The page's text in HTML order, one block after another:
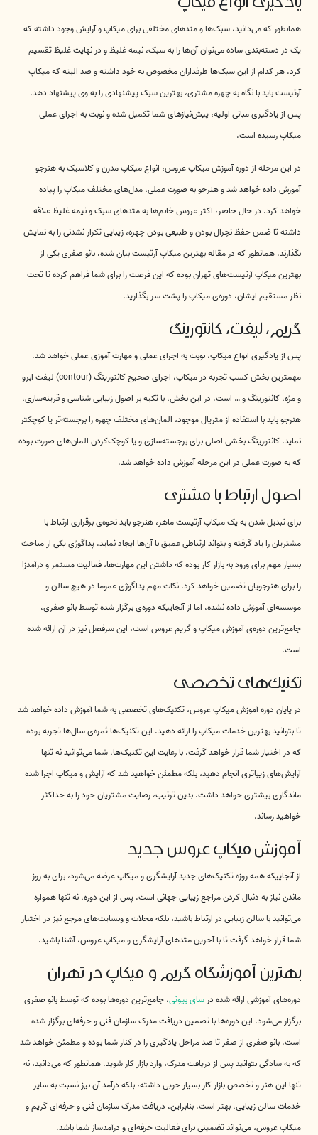
همانطور که می‌دانید، سبک‌ها و متدهای مختلفی برای میکاپ و آرایش وجود داشته که
یک در دسته‌بندی ساده می‌توان آن‌ها را به سبک، نیمه غلیظ و در نهایت غلیظ تقسیم
کرد. هر کدام از این سبک‌ها طرفداران مخصوص به خود داشته و صد البته که میکاپ
آرتیست باید با نگاه به چهره مشتری، بهترین سبک پیشنهادی را به وی پیشنهاد دهد.
پس از یادگیری مبانی اولیه، پیش‌نیازهای شما تکمیل شده و نوبت به اجرای عملی
میکاپ رسیده است.
در این مرحله از دوره آموزش میکاپ عروس، انواع میکاپ مدرن و کلاسیک به هنرجو
آموزش داده خواهد شد و هنرجو به صورت عملی، مدل‌های مختلف میکاپ را پیاده
خواهد کرد. در حال حاضر، اکثر عروس خانم‌ها به متدهای سبک و نیمه غلیظ علاقه
داشته تا ضمن حفظ نچرال بودن و طبیعی بودن چهره، زیبایی تکرار نشدنی را به نمایش
بگذارند. همانطور که در مقاله بهترین میکاپ آرتیست بیان شده، بانو صفری یکی از
بهترین میکاپ آرتیست‌های تهران بوده که این فرصت را برای شما فراهم کرده تا تحت
نظر مستقیم ایشان، دوره‌ی میکاپ را پشت سر بگذارید.
گریم، لیفت، کانتورینگ
پس از یادگیری انواع میکاپ، نوبت به اجرای عملی و مهارت آموزی عملی خواهد شد.
مهمترین بخش کسب تجربه در میکاپ، اجرای صحیح کانتورینگ (contour) لیفت ابرو
و مژه، کانتورینگ و … است. در این بخش، با تکیه بر اصول زیبایی شناسی و قرینه‌سازی،
هنرجو باید با استفاده از متریال موجود، المان‌های مختلف چهره را برجسته‌تر یا کوچکتر
نماید. کانتورینگ بخشی اصلی برای برجسته‌سازی و یا کوچک‌کردن المان‌های صورت بوده
که به صورت عملی در این مرحله آموزش داده خواهد شد.
اصول ارتباط با مشتری
برای تبدیل شدن به یک میکاپ آرتیست ماهر، هنرجو باید نحوه‌ی برقراری ارتباط با
مشتریان را یاد گرفته و بتواند ارتباطی عمیق با آن‌ها ایجاد نماید. پداگوژی یکی از مباحث
بسیار مهم برای ورود به بازار کار بوده که داشتن این مهارت‌ها، فعالیت مستمر و درآمدزا
را برای هنرجویان تضمین خواهد کرد. نکات مهم پداگوژی عموما در هیچ سالن و
موسسه‌ای آموزش داده نشده، اما از آنجاییکه دوره‌ی برگزار شده توسط بانو صفری،
جامع‌ترین دوره‌ی آموزش میکاپ و گریم عروس است، این سرفصل نیز در آن ارائه شده
است.
تکنیک‌های تخصصی
در پایان دوره آموزش میکاپ عروس، تکنیک‌های تخصصی به شما آموزش داده خواهد شد
تا بتوانید بهترین خدمات میکاپ را ارائه دهید. این تکنیک‌ها ثمره‌ی سال‌ها تجربه بوده
که در اختیار شما قرار خواهد گرفت. با رعایت این تکنیک‌ها، شما می‌توانید نه تنها
آرایش‌های زیباتری انجام دهید، بلکه مطمئن خواهید شد که آرایش و میکاپ اجرا شده
ماندگاری بیشتری خواهد داشت. بدین ترتیب، رضایت مشتریان خود را به حداکثر
خواهید رساند.
آموزش میکاپ عروس جدید
از آنجاییکه همه روزه تکنیک‌های جدید آرایشگری و میکاپ عرضه می‌شود، برای به روز
ماندن نیاز به دنبال کردن مراجع زیبایی جهانی است. پس از این دوره، نه تنها همواره
می‌توانید با سالن زیبایی در ارتباط باشید، بلکه مجلات و وبسایت‌های مرجع نیز در اختیار
شما قرار خواهد گرفت تا با آخرین متدهای آرایشگری و میکاپ عروس، آشنا باشید.
بهترین آموزشگاه گریم و میکاپ در تهران
دوره‌های آموزشی ارائه شده در سای بیوتی، جامع‌ترین دوره‌ها بوده که توسط بانو صفری
برگزار می‌شود. این دوره‌ها با تضمین دریافت مدرک سازمان فنی و حرفه‌ای برگزار شده
است. بانو صفری از صفر تا صد مراحل یادگیری را در کنار شما بوده و مطمئن خواهد شد
که به سادگی بتوانید پس از دریافت مدرک، وارد بازار کار شوید. همانطور که می‌دانید، نه
تنها این هنر و تخصص بازار کار بسیار خوبی داشته، بلکه درآمد آن نیز نسبت به سایر
خدمات سالن زیبایی، بهتر است. بنابراین، دریافت مدرک سازمان فنی و حرفه‌ای گریم و
میکاپ عروس، می‌تواند تضمینی برای فعالیت حرفه‌ای و درآمدساز شما باشد.